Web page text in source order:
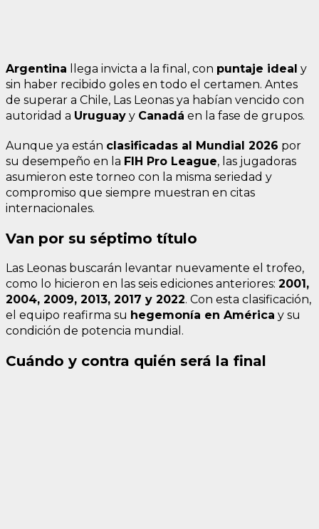
Argentina llega invicta a la final, con puntaje ideal y
sin haber recibido goles en todo el certamen. Antes
de superar a Chile, Las Leonas ya habían vencido con
autoridad a Uruguay y Canadá en la fase de grupos.
Aunque ya están clasificadas al Mundial 2026 por
su desempeño en la FIH Pro League, las jugadoras
asumieron este torneo con la misma seriedad y
compromiso que siempre muestran en citas
internacionales.
Van por su séptimo título
Las Leonas buscarán levantar nuevamente el trofeo,
como lo hicieron en las seis ediciones anteriores: 2001,
2004, 2009, 2013, 2017 y 2022. Con esta clasificación,
el equipo reafirma su hegemonía en América y su
condición de potencia mundial.
Cuándo y contra quién será la final